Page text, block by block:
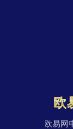
欧
欧易网